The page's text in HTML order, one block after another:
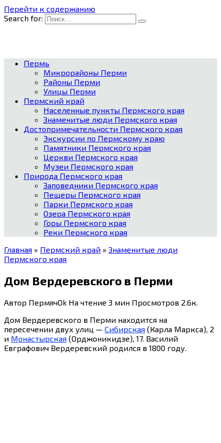
Перейти к содержанию
Search for:
Пермь
Микрорайоны Перми
Районы Перми
Улицы Перми
Пермский край
Населенные пункты Пермского края
Знаменитые люди Пермского края
Достопримечательности Пермского края
Экскурсии по Пермскому краю
Памятники Пермского края
Церкви Пермского края
Музеи Пермского края
Природа Пермского края
Заповедники Пермского края
Пещеры Пермского края
Парки Пермского края
Озера Пермского края
Горы Пермского края
Реки Пермского края
Главная » Пермский край » Знаменитые люди
Пермского края
Дом Вердеревского в Перми
Автор ПермячOk На чтение 3 мин Просмотров 2.6к.
Дом Вердеревского в Перми находится на
пересечении двух улиц — Сибирская (Карла Маркса), 2
и Монастырская (Орджоникидзе), 17. Василий
Евграфович Вердеревский родился в 1800 году.